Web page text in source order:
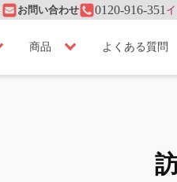
お問い合わせ 0120-916-351
商品 よくある質問